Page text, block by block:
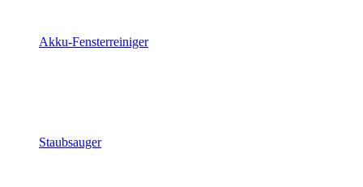
Akku-Fensterreiniger
Staubsauger